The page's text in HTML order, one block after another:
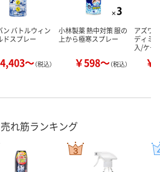
ン バトルウィン
ドスプレー
～（税込）
小林製薬 熱中対策 服の
上から極寒スプレー
￥598～（税込）
アズワ
ディミ
入/ケー
￥
れ筋ランキング